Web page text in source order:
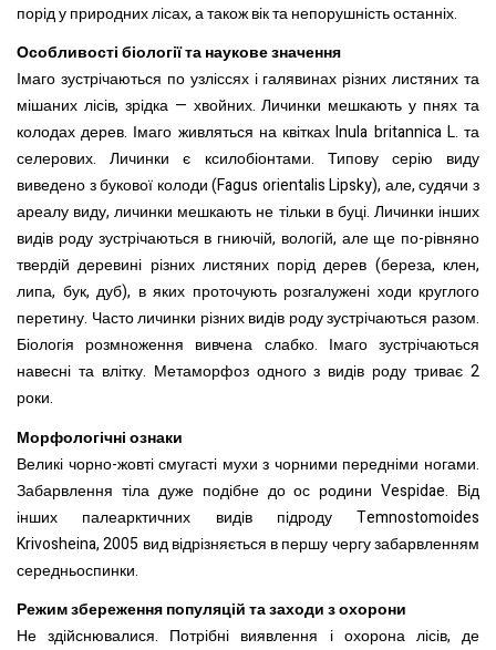
порід у природних лісах, а також вік та непорушність останніх.
Особливості біології та наукове значення
Імаго зустрічаються по узліссях і галявинах різних листяних та
мішаних лісів, зрідка — хвойних. Личинки мешкають у пнях та
колодах дерев. Імаго живляться на квітках Inula britannica L. та
селерових. Личинки є ксилобіонтами. Типову серію виду
виведено з букової колоди (Fagus orientalis Lipsky), але, судячи з
ареалу виду, личинки мешкають не тільки в буці. Личинки інших
видів роду зустрічаються в гниючій, вологій, але ще по-рівняно
твердій деревині різних листяних порід дерев (береза, клен,
липа, бук, дуб), в яких проточують розгалужені ходи круглого
перетину. Часто личинки різних видів роду зустрічаються разом.
Біологія розмноження вивчена слабко. Імаго зустрічаються
навесні та влітку. Метаморфоз одного з видів роду триває 2
роки.
Морфологічні ознаки
Великі чорно-жовті смугасті мухи з чорними передніми ногами.
Забарвлення тіла дуже подібне до ос родини Vespidae. Від
інших палеарктичних видів підроду Temnostomoides
Krivosheina, 2005 вид відрізняється в першу чергу забарвленням
середньоспинки.
Режим збереження популяцій та заходи з охорони
Не здійснювалися. Потрібні виявлення і охорона лісів, де